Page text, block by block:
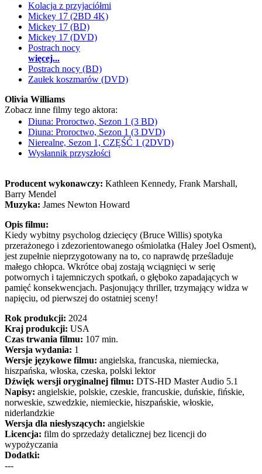
Kolacja z przyjaciółmi
Mickey 17 (2BD 4K)
Mickey 17 (BD)
Mickey 17 (DVD)
Postrach nocy
więcej...
Postrach nocy (BD)
Zaułek koszmarów (DVD)
Olivia Williams
Zobacz inne filmy tego aktora:
Diuna: Proroctwo, Sezon 1 (3 BD)
Diuna: Proroctwo, Sezon 1 (3 DVD)
Nierealne, Sezon 1, CZĘŚĆ 1 (2DVD)
Wysłannik przyszłości
Producent wykonawczy: Kathleen Kennedy, Frank Marshall,
Barry Mendel
Muzyka: James Newton Howard
Opis filmu:
Kiedy wybitny psycholog dziecięcy (Bruce Willis) spotyka
przerażonego i zdezorientowanego ośmiolatka (Haley Joel Osment),
jest zupełnie nieprzygotowany na to, co naprawdę prześladuje
małego chłopca. Wkrótce obaj zostają wciągnięci w serię
potwornych i tajemniczych spotkań, o głęboko zapadających w
pamięć konsekwencjach. Pasjonujący thriller, trzymający widza w
napięciu, od pierwszej do ostatniej sceny!
Rok produkcji: 2024
Kraj produkcji: USA
Czas trwania filmu: 107 min.
Wersja wydania: 1
Wersje językowe filmu: angielska, francuska, niemiecka,
hiszpańska, włoska, czeska, polski lektor
Dźwięk wersji oryginalnej filmu: DTS-HD Master Audio 5.1
Napisy: angielskie, polskie, czeskie, francuskie, duńskie, fińskie,
norweskie, szwedzkie, niemieckie, hiszpańskie, włoskie,
niderlandzkie
Wersja dla niesłyszących: angielskie
Licencja: film do sprzedaży detalicznej bez licencji do
wypożyczania
Dodatki:
---